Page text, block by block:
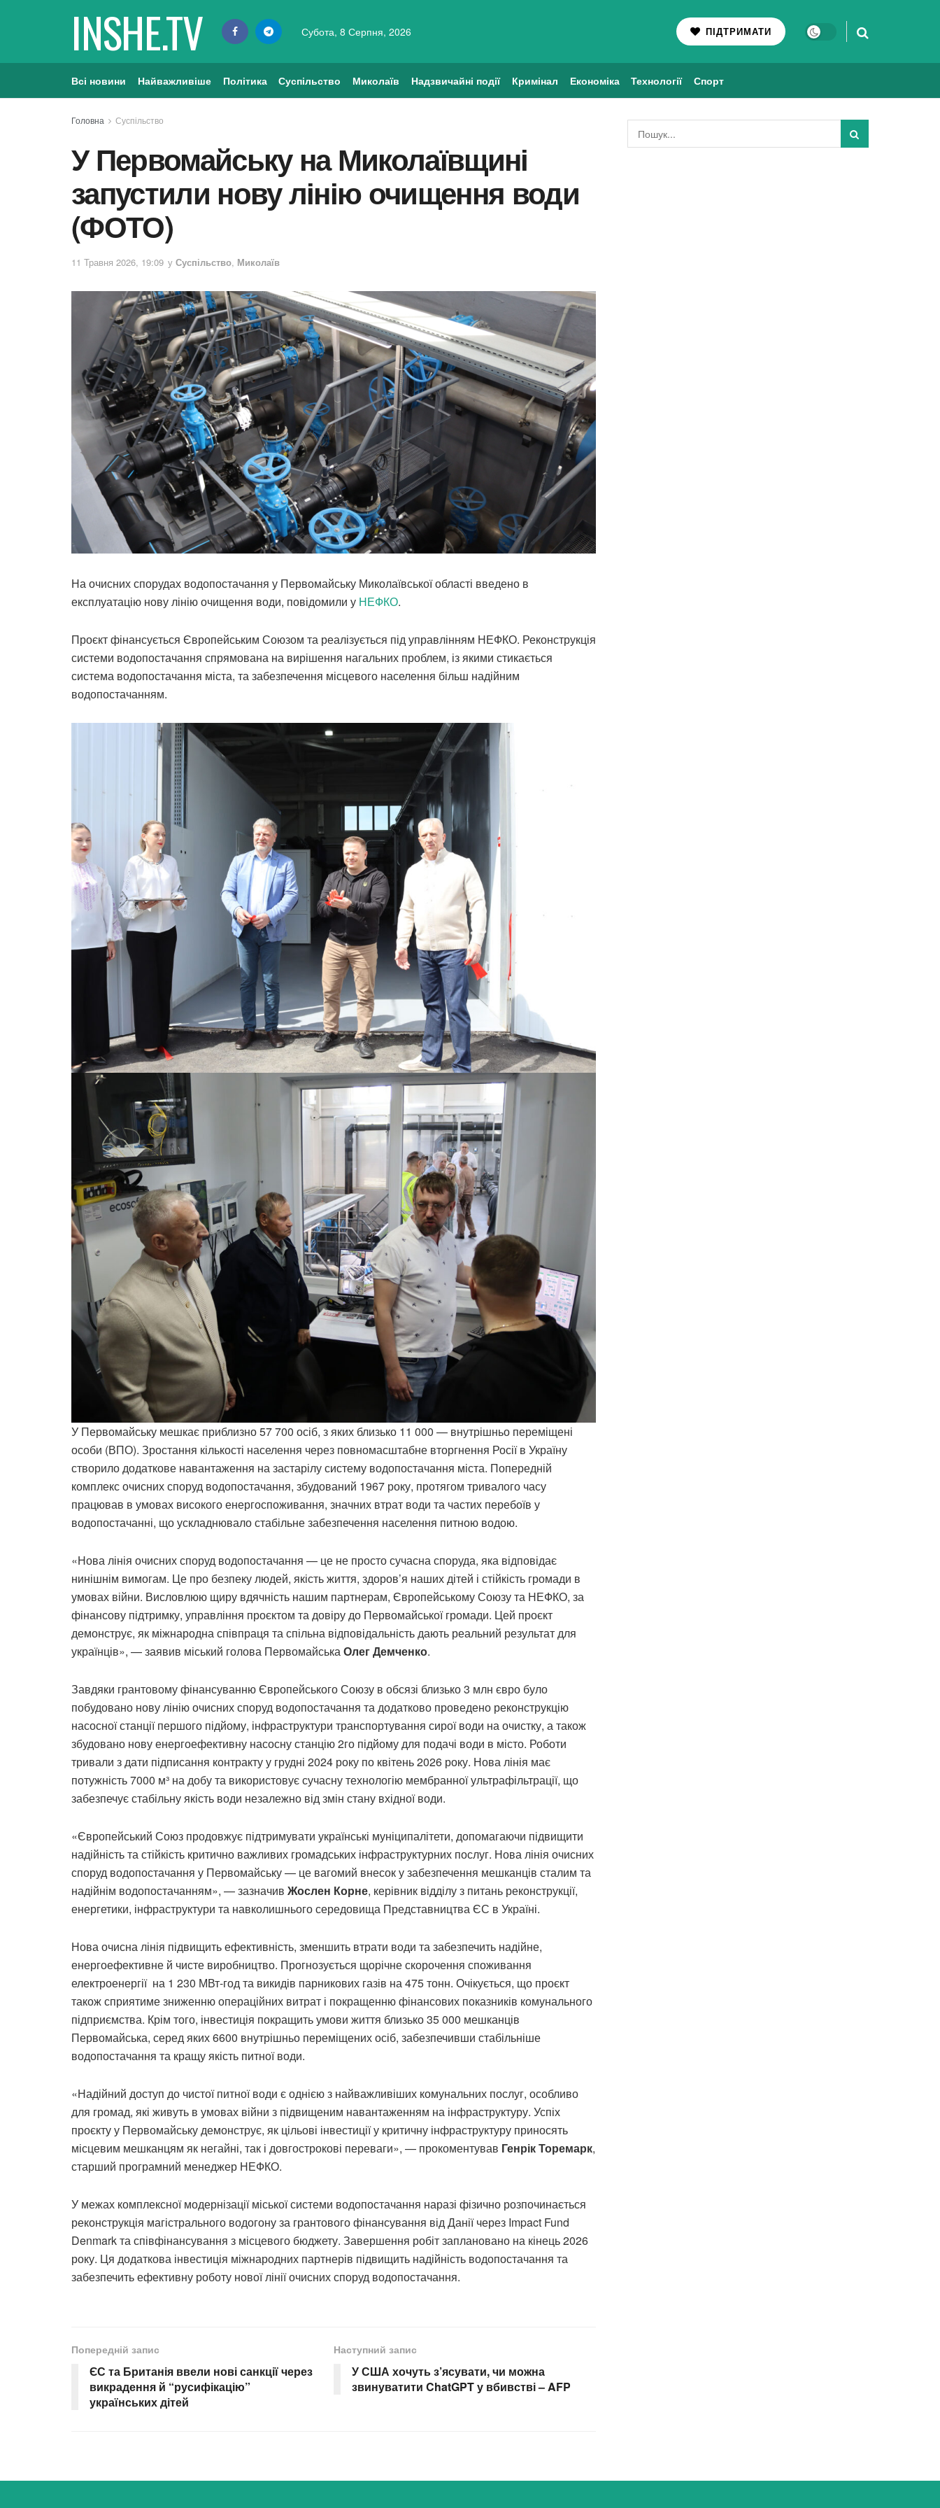
INSHE.TV Субота, 8 Серпня, 2026 ПІДТРИМАТИ
Всі новини Найважливіше Політика Суспільство Миколаїв Надзвичайні події Кримінал Економіка Технології Спорт
Головна Суспільство
У Первомайську на Миколаївщині
запустили нову лінію очищення води
(ФОТО)
11 Травня 2026, 19:09 у Суспільство, Миколаїв
На очисних спорудах водопостачання у Первомайську Миколаївської області введено в
експлуатацію нову лінію очищення води, повідомили у НЕФКО.
Проєкт фінансується Європейським Союзом та реалізується під управлінням НЕФКО. Реконструкція
системи водопостачання спрямована на вирішення нагальних проблем, із якими стикається
система водопостачання міста, та забезпечення місцевого населення більш надійним
водопостачанням.
У Первомайську мешкає приблизно 57 700 осіб, з яких близько 11 000 — внутрішньо переміщені
особи (ВПО). Зростання кількості населення через повномасштабне вторгнення Росії в Україну
створило додаткове навантаження на застарілу систему водопостачання міста. Попередній
комплекс очисних споруд водопостачання, збудований 1967 року, протягом тривалого часу
працював в умовах високого енергоспоживання, значних втрат води та частих перебоїв у
водопостачанні, що ускладнювало стабільне забезпечення населення питною водою.
«Нова лінія очисних споруд водопостачання — це не просто сучасна споруда, яка відповідає
нинішнім вимогам. Це про безпеку людей, якість життя, здоров’я наших дітей і стійкість громади в
умовах війни. Висловлюю щиру вдячність нашим партнерам, Європейському Союзу та НЕФКО, за
фінансову підтримку, управління проєктом та довіру до Первомайської громади. Цей проєкт
демонструє, як міжнародна співпраця та спільна відповідальність дають реальний результат для
українців», — заявив міський голова ПервомайськаОлег Демченко.
Завдяки грантовому фінансуванню Європейського Союзу в обсязі близько 3 млн євро було
побудовано нову лінію очисних споруд водопостачання та додатково проведено реконструкцію
насосної станції першого підйому, інфраструктури транспортування сирої води на очистку, а також
збудовано нову енергоефективну насосну станцію 2го підйому для подачі води в місто. Роботи
тривали з дати підписання контракту у грудні 2024 року по квітень 2026 року. Нова лінія має
потужність 7000 м³ на добу та використовує сучасну технологію мембранної ультрафільтрації, що
забезпечує стабільну якість води незалежно від змін стану вхідної води.
«Європейський Союз продовжує підтримувати українські муніципалітети, допомагаючи підвищити
надійність та стійкість критично важливих громадських інфраструктурних послуг. Нова лінія очисних
споруд водопостачання у Первомайську — це вагомий внесок у забезпечення мешканців сталим та
надійнім водопостачанням», — зазначив Жослен Корне, керівник відділу з питань реконструкції,
енергетики, інфраструктури та навколишнього середовища Представництва ЄС в Україні.
Нова очисна лінія підвищить ефективність, зменшить втрати води та забезпечить надійне,
енергоефективне й чисте виробництво. Прогнозується щорічне скорочення споживання
електроенергії на 1 230 МВт-год та викидів парникових газів на 475 тонн. Очікується, що проєкт
також сприятиме зниженню операційних витрат і покращенню фінансових показників комунального
підприємства. Крім того, інвестиція покращить умови життя близько 35 000 мешканців
Первомайська, серед яких 6600 внутрішньо переміщених осіб, забезпечивши стабільніше
водопостачання та кращу якість питної води.
«Надійний доступ до чистої питної води є однією з найважливіших комунальних послуг, особливо
для громад, які живуть в умовах війни з підвищеним навантаженням на інфраструктуру. Успіх
проєкту у Первомайську демонструє, як цільові інвестиції у критичну інфраструктуру приносять
місцевим мешканцям як негайні, так і довгострокові переваги», — прокоментував Генрік Торемарк,
старший програмний менеджер НЕФКО.
У межах комплексної модернізації міської системи водопостачання наразі фізично розпочинається
реконструкція магістрального водогону за грантового фінансування від Данії через Impact Fund
Denmark та співфінансування з місцевого бюджету. Завершення робіт заплановано на кінець 2026
року. Ця додаткова інвестиція міжнародних партнерів підвищить надійність водопостачання та
забезпечить ефективну роботу нової лінії очисних споруд водопостачання.
Попередній запис
ЄС та Британія ввели нові санкції через
викрадення й “русифікацію”
українських дітей
Наступний запис
У США хочуть з’ясувати, чи можна
звинуватити ChatGPT у вбивстві – AFP